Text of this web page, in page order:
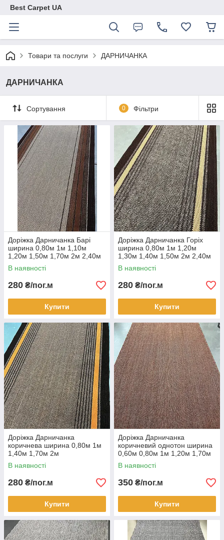
Best Carpet UA
Товари та послуги ДАРНИЧАНКА
ДАРНИЧАНКА
Сортування 0 Фільтри
Доріжка Дарничанка Барі
ширина 0,80м 1м 1,10м
1,20м 1,50м 1,70м 2м 2,40м
В наявності
280 ₴/пог.м
Купити
Доріжка Дарничанка Горіх
ширина 0,80м 1м 1,20м
1,30м 1,40м 1,50м 2м 2,40м
В наявності
280 ₴/пог.м
Купити
Доріжка Дарничанка
коричнева ширина 0,80м 1м
1,40м 1,70м 2м
В наявності
280 ₴/пог.м
Купити
Доріжка Дарничанка
коричневий однотон ширина
0,60м 0,80м 1м 1,20м 1,70м
2м 2,40м
В наявності
350 ₴/пог.м
Купити